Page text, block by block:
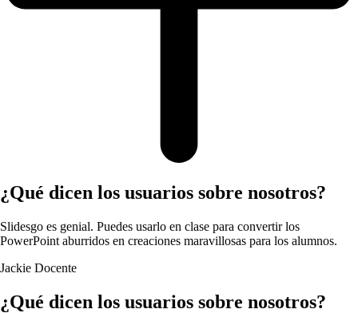
¿Qué dicen los usuarios sobre nosotros?
Slidesgo es genial. Puedes usarlo en clase para convertir los
PowerPoint aburridos en creaciones maravillosas para los alumnos.
Jackie Docente
¿Qué dicen los usuarios sobre nosotros?